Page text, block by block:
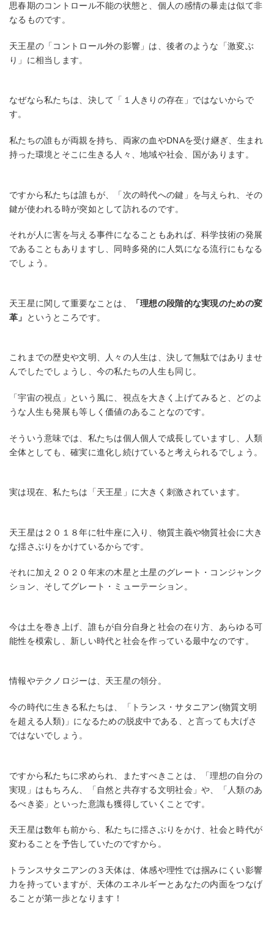
思春期のコントロール不能の状態と、個人の感情の暴走は似て非
なるものです。
天王星の「コントロール外の影響」は、後者のような「激変ぶ
り」に相当します。
なぜなら私たちは、決して「１人きりの存在」ではないからで
す。
私たちの誰もが両親を持ち、両家の血やDNAを受け継ぎ、生まれ
持った環境とそこに生きる人々、地域や社会、国があります。
ですから私たちは誰もが、「次の時代への鍵」を与えられ、その
鍵が使われる時が突如として訪れるのです。
それが人に害を与える事件になることもあれば、科学技術の発展
であることもありますし、同時多発的に人気になる流行にもなる
でしょう。
天王星に関して重要なことは、
「理想の段階的な実現のための変
革」
というところです。
これまでの歴史や文明、人々の人生は、決して無駄ではありませ
んでしたでしょうし、今の私たちの人生も同じ。
「宇宙の視点」という風に、視点を大きく上げてみると、どのよ
うな人生も発展も等しく価値のあることなのです。
そういう意味では、私たちは個人個人で成長していますし、人類
全体としても、確実に進化し続けていると考えられるでしょう。
実は現在、私たちは「天王星」に大きく刺激されています。
天王星は２０１８年に牡牛座に入り、物質主義や物質社会に大き
な揺さぶりをかけているからです。
それに加え２０２０年末の木星と土星のグレート・コンジャンク
ション、そしてグレート・ミューテーション。
今は土を巻き上げ、誰もが自分自身と社会の在り方、あらゆる可
能性を模索し、新しい時代と社会を作っている最中なのです。
情報やテクノロジーは、天王星の領分。
今の時代に生きる私たちは、「トランス・サタニアン(物質文明
を超える人類)」になるための脱皮中である、と言っても大げさ
ではないでしょう。
ですから私たちに求められ、またすべきことは、「理想の自分の
実現」はもちろん、「自然と共存する文明社会」や、「人類のあ
るべき姿」といった意識も獲得していくことです。
天王星は数年も前から、私たちに揺さぶりをかけ、社会と時代が
変わることを予告していたのですから。
トランスサタニアンの３天体は、体感や理性では掴みにくい影響
力を持っていますが、天体のエネルギーとあなたの内面をつなげ
ることが第一歩となります！